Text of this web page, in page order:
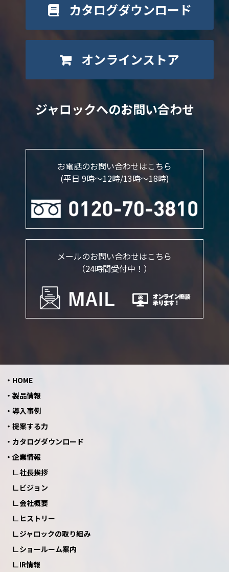
カタログダウンロード
オンラインストア
ジャロックへのお問い合わせ
お電話のお問い合わせはこちら
(平日 9時～12時/13時〜18時)
メールのお問い合わせはこちら
（24時間受付中！）
HOME
製品情報
導入事例
提案する力
カタログダウンロード
企業情報
社長挨拶
ビジョン
会社概要
ヒストリー
ジャロックの取り組み
ショールーム案内
IR情報